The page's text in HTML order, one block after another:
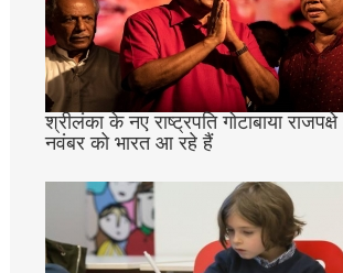
श्रीलंका के नए राष्ट्रपति गोटाबाया
नवंबर को भारत आ रहे हैं